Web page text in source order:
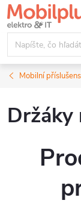
Prejsť
na
obsah
Mobilní
Držáky